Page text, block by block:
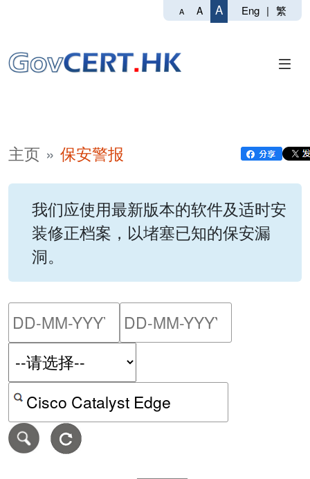
A A A Eng | 繁
主页 保安警报
我们应使用最新版本的软件及适时安
装修正档案，以堵塞已知的保安漏
洞。
请输入搜索日期范围的开
按关键字或 CVE ID 搜寻保安警报